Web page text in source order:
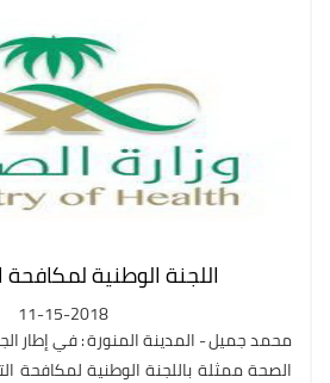
اللجنة الوطنية لمكافحة
11-15-2018
محمد جميل - المدينة المنورة : في إطار
الصحة ممثلة باللجنة الوطنية لمكافحة